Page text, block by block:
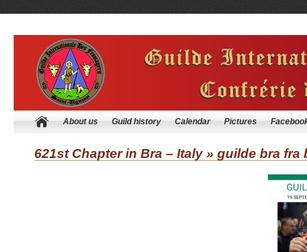
About us Guild history Calendar Pictures
621st Chapter in Bra – Italy » guilde bra fra